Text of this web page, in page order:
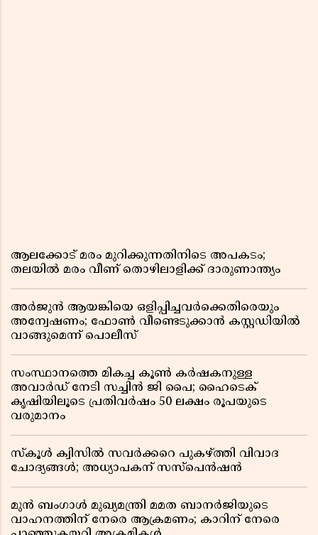
ആലക്കോട് മരം മുറിക്കുന്നതിനിടെ അപകടം;
തലയിൽ മരം വീണ് തൊഴിലാളിക്ക് ദാരുണാന്ത്യം
അർജുൻ ആയങ്കിയെ ഒളിപ്പിച്ചവർക്കെതിരെയും
അന്വേഷണം; ഫോൺ വീണ്ടെടുക്കാൻ കസ്റ്റഡിയിൽ
വാങ്ങുമെന്ന് പൊലീസ്
സംസ്ഥാനത്തെ മികച്ച കൂൺ കർഷകനുള്ള
അവാർഡ് നേടി സച്ചിൻ ജി പൈ; ഹൈടെക്
കൃഷിയിലൂടെ പ്രതിവർഷം 50 ലക്ഷം രൂപയുടെ
വരുമാനം
സ്കൂൾ ക്വിസിൽ സവർക്കറെ പുകഴ്ത്തി വിവാദ
ചോദ്യങ്ങൾ; അധ്യാപകന് സസ്പെൻഷൻ
മുൻ ബംഗാൾ മുഖ്യമന്ത്രി മമത ബാനർജിയുടെ
വാഹനത്തിന് നേരെ ആക്രമണം; കാറിന് നേരെ